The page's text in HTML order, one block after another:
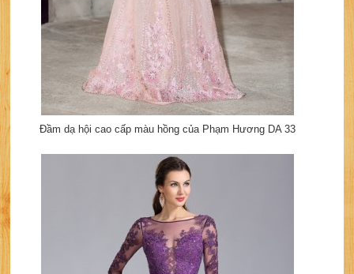
Đầm dạ hội cao cấp màu hồng của Phạm Hương DA 33